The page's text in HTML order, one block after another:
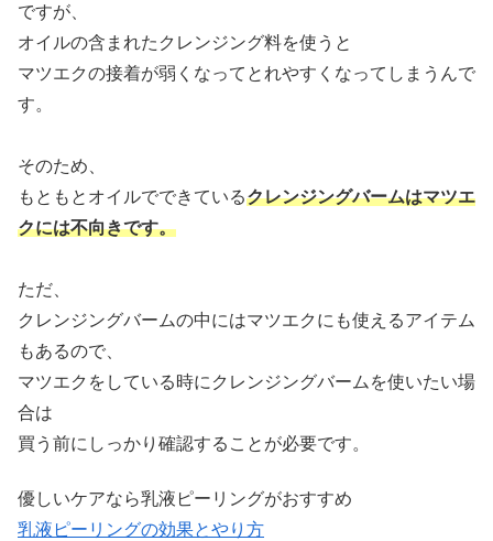
ですが、
オイルの含まれたクレンジング料を使うと
マツエクの接着が弱くなってとれやすくなってしまうんで
す。
そのため、
もともとオイルでできているクレンジングバームはマツエ
クには不向きです。
ただ、
クレンジングバームの中にはマツエクにも使えるアイテム
もあるので、
マツエクをしている時にクレンジングバームを使いたい場
合は
買う前にしっかり確認することが必要です。
優しいケアなら乳液ピーリングがおすすめ
乳液ピーリングの効果とやり方